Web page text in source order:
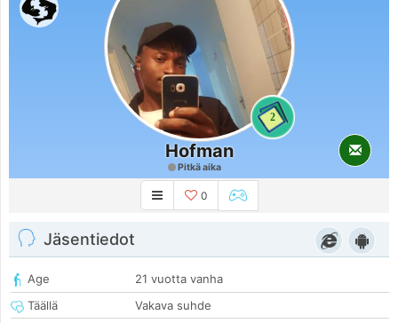
2
Hofman
Pitkä aika
0
Jäsentiedot
Age
21 vuotta vanha
Täällä
Vakava suhde